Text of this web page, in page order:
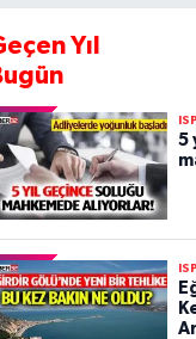
Yıl
5